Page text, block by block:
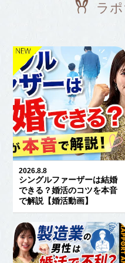
ラ
2026.8.8
シングルファーザーは結婚
できる？婚活のコツを本音
で解説【婚活動画】